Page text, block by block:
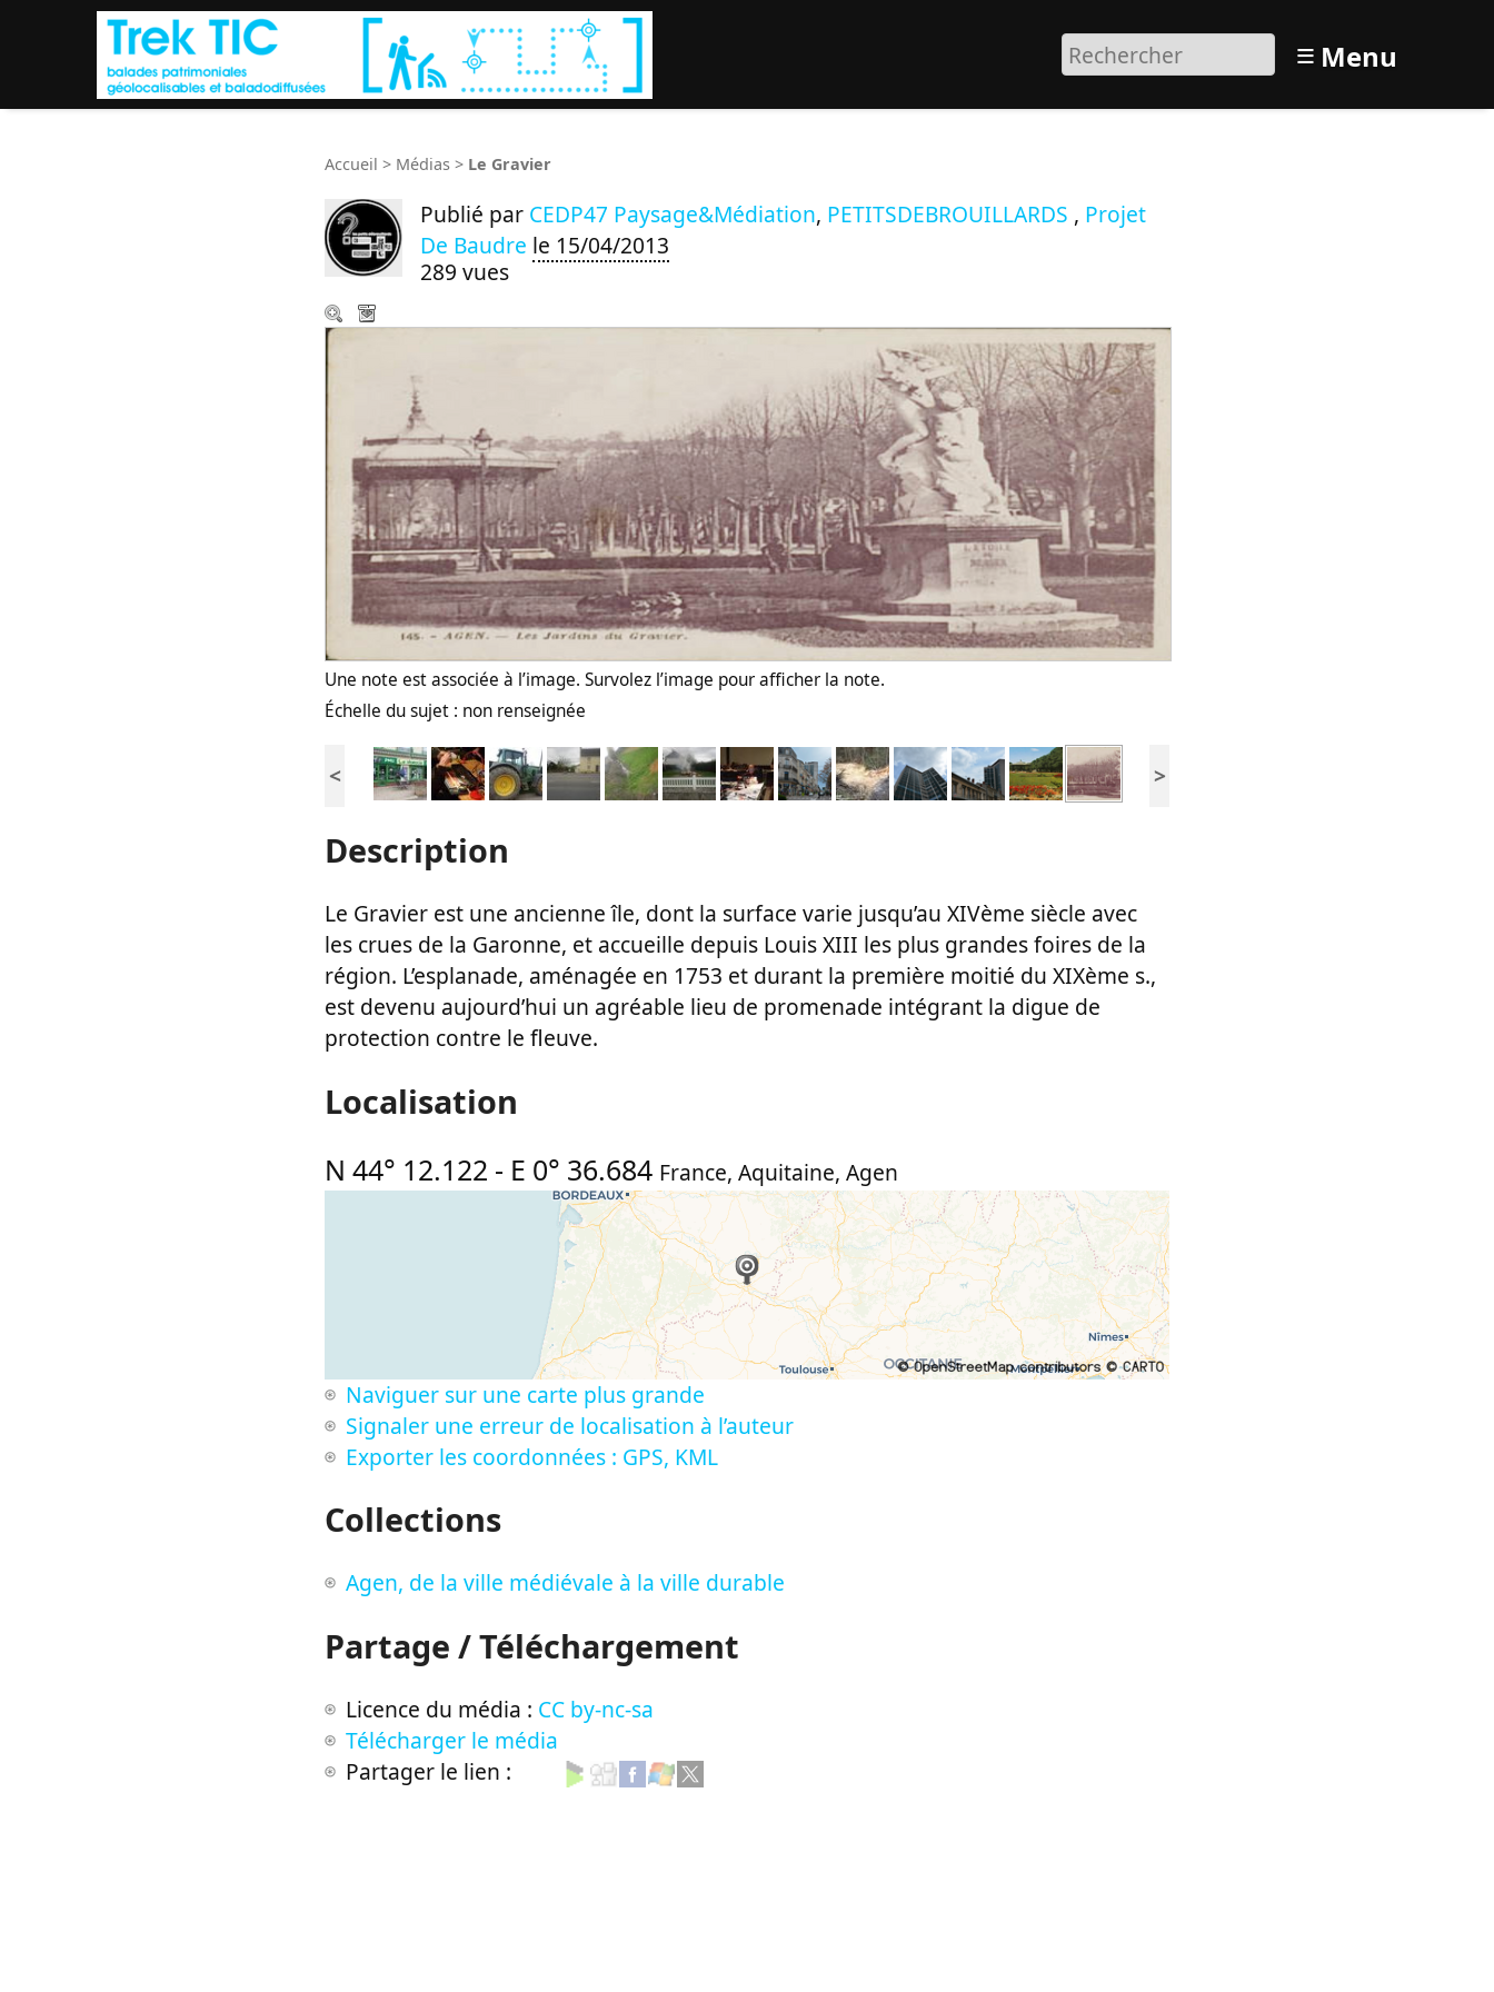
≡ Menu
Accueil > Médias > Le Gravier
Publié par CEDP47 Paysage&Médiation, PETITSDEBROUILLARDS , Projet
De Baudre le 15/04/2013
289 vues
Une note est associée à l’image. Survolez l’image pour afficher la note.
Échelle du sujet : non renseignée
< >
Description
Le Gravier est une ancienne île, dont la surface varie jusqu’au XIVème siècle avec
les crues de la Garonne, et accueille depuis Louis XIII les plus grandes foires de la
région. L’esplanade, aménagée en 1753 et durant la première moitié du XIXème s.,
est devenu aujourd’hui un agréable lieu de promenade intégrant la digue de
protection contre le fleuve.
Localisation
N 44° 12.122 - E 0° 36.684 France, Aquitaine, Agen
Naviguer sur une carte plus grande
Signaler une erreur de localisation à l’auteur
Exporter les coordonnées : GPS, KML
Collections
Agen, de la ville médiévale à la ville durable
Partage / Téléchargement
Licence du média : CC by-nc-sa
Télécharger le média
Partager le lien :